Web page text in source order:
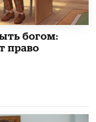
богом:
право